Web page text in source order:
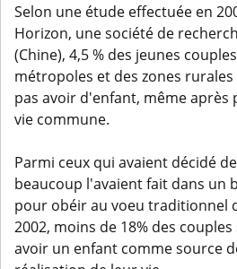
Selon une étude effectuée en
Horizon, une société de
(Chine), 4,5 % des jeunes
métropoles et des zones
pas avoir d'enfant, même après
vie commune.
Parmi ceux qui avaient décidé
beaucoup l'avaient fait dans un
pour obéir au voeu traditionnel
2002, moins de 18% des
avoir un enfant comme source